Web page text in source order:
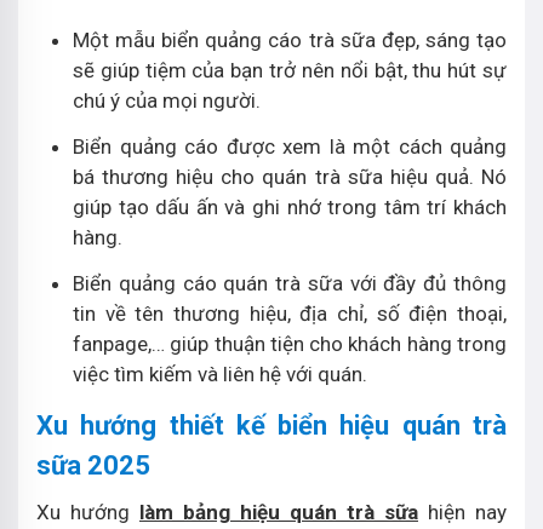
Một mẫu biển quảng cáo trà sữa đẹp, sáng tạo
sẽ giúp tiệm của bạn trở nên nổi bật, thu hút sự
chú ý của mọi người.
Biển quảng cáo được xem là một cách quảng
bá thương hiệu cho quán trà sữa hiệu quả. Nó
giúp tạo dấu ấn và ghi nhớ trong tâm trí khách
hàng.
Biển quảng cáo quán trà sữa với đầy đủ thông
tin về tên thương hiệu, địa chỉ, số điện thoại,
fanpage,… giúp thuận tiện cho khách hàng trong
việc tìm kiếm và liên hệ với quán.
Xu hướng thiết kế biển hiệu quán trà
sữa 2025
Xu hướng làm bảng hiệu quán trà sữa hiện nay